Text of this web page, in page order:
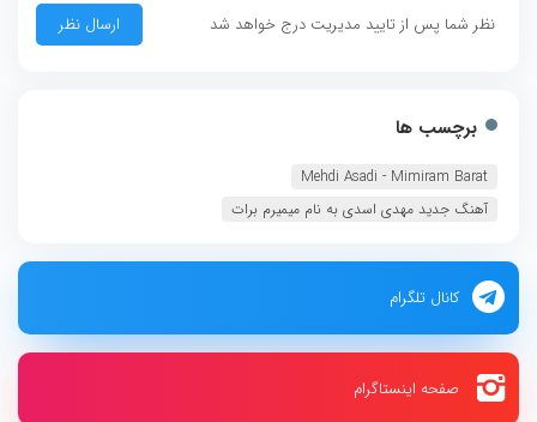
نظر شما پس از تایید مدیریت درج خواهد شد
برچسب ها
Mehdi Asadi - Mimiram Barat‏
آهنگ جدید مهدی اسدی به نام میمیرم برات
کانال تلگرام
صفحه اینستاگرام